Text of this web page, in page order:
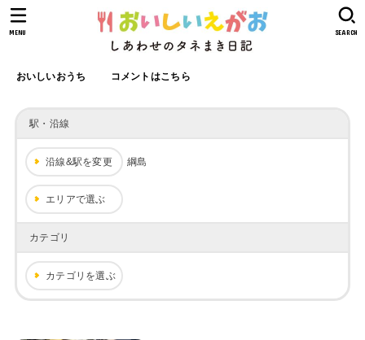
おいしいおうち コメントはこちら
SEARCH
MENU
駅・沿線
沿線&駅を変更 綱島
エリアで選ぶ
カテゴリ
カテゴリを選ぶ